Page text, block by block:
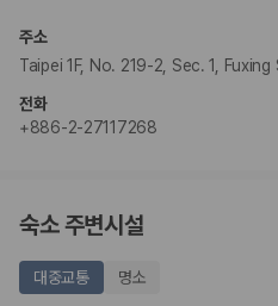
완전자차와 슈퍼자차는 업체별 보장
는 제주 렌트카 가격과 함께 보험 조
수준을 선택할 수 있습니다.
3. 제주공항 접근성과 셔틀 조건
하는 것이 좋습니다.
제주도 렌트카 차종별 가
주소
Taipei 1F, No. 219-2, Sec. 1, Fuxing
전화
+886-2-27117268
숙소 주변시설
대중교통 명소